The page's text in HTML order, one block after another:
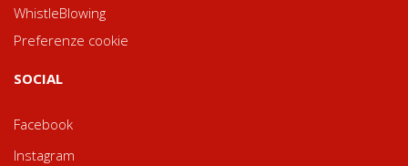
WhistleBlowing
Preferenze cookie
SOCIAL
Facebook
Instagram